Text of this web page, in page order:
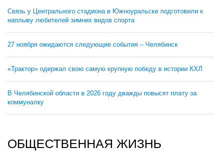
Связь у Центрального стадиона в Южноуральске подготовили к
наплыву любителей зимних видов спорта
27 ноября ожидаются следующие события – Челябинск
«Трактор» одержал свою самую крупную победу в истории КХЛ
В Челябинской области в 2026 году дважды повысят плату за
коммуналку
ОБЩЕСТВЕННАЯ ЖИЗНЬ